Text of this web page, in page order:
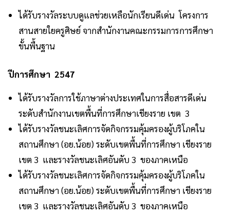
ได้รับรางวัลระบบดูแลช่วยเหลือนักเรียนดีเด่น โครงการ
สานสายใยครูศิษย์ จากสำนักงานคณะกรรมการการศึกษา
ขั้นพื้นฐาน
ปีการศึกษา 2547
ได้รับรางวัลการใช้ภาษาต่างประเทศในการสื่อสารดีเด่น
ระดับสำนักงานเขตพื้นที่การศึกษาเชียงราย เขต 3
ได้รับรางวัลชนะเลิศการจัดกิจกรรมคุ้มครองผู้บริโภคใน
สถานศึกษา (อย.น้อย) ระดับเขตพื้นที่การศึกษา เชียงราย
เขต 3 และรางวัลชนะเลิศอันดับ 3 ของภาคเหนือ
ได้รับรางวัลชนะเลิศการจัดกิจกรรมคุ้มครองผู้บริโภคใน
สถานศึกษา (อย.น้อย) ระดับเขตพื้นที่การศึกษา เชียงราย
เขต 3 และรางวัลชนะเลิศอันดับ 3 ของภาคเหนือ